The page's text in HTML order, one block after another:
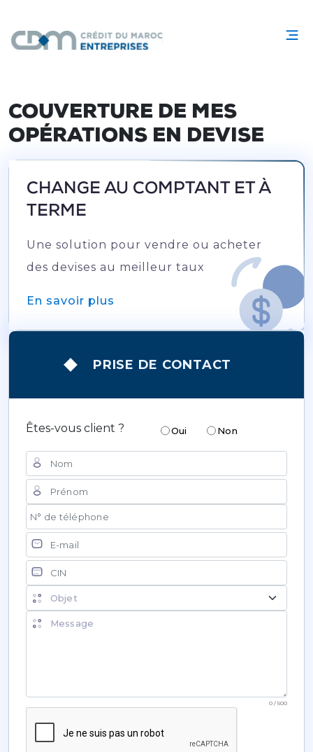
COUVERTURE DE MES
OPÉRATIONS EN DEVISE
CHANGE AU COMPTANT ET À
TERME
Une solution pour vendre ou acheter
des devises au meilleur taux
En savoir plus
PRISE DE CONTACT
Êtes-vous client ? Oui Non
Nom
Prénom
Courriel
CIN
Objet de la demande
0 / 500